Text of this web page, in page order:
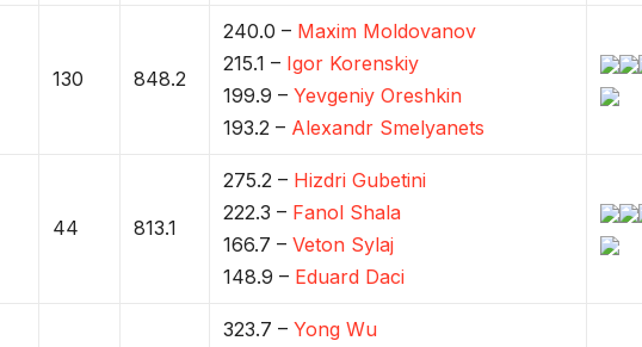
130 848.2
240.0 – Maxim Moldovanov
215.1 – Igor Korenskiy
199.9 –Yevgeniy Oreshkin
193.2 – Alexandr Smelyanets
44 813.1
275.2 – Hizdri Gubetini
222.3 – Fanol Shala
166.7 –Veton Sylaj
148.9 – Eduard Daci
323.7 –Yong Wu